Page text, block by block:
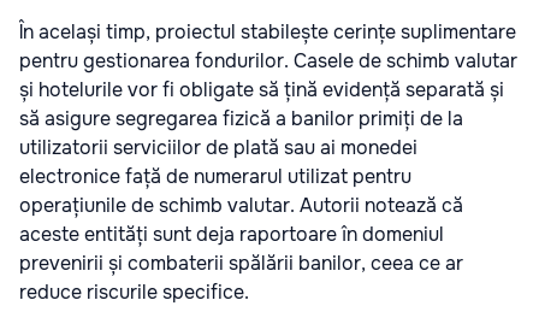
În același timp, proiectul stabilește cerințe suplimentare
pentru gestionarea fondurilor. Casele de schimb valutar
și hotelurile vor fi obligate să țină evidență separată și
să asigure segregarea fizică a banilor primiți de la
utilizatorii serviciilor de plată sau ai monedei
electronice față de numerarul utilizat pentru
operațiunile de schimb valutar. Autorii notează că
aceste entități sunt deja raportoare în domeniul
prevenirii și combaterii spălării banilor, ceea ce ar
reduce riscurile specifice.